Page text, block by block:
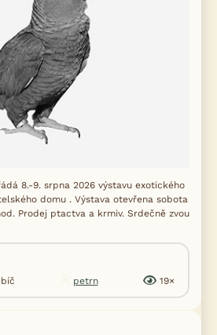
8.-9. srpna 2026 výstavu exotického
domu . Výstava otevřena sobota
Prodej ptactva a krmiv. Srdečně zvou
petrn 19×